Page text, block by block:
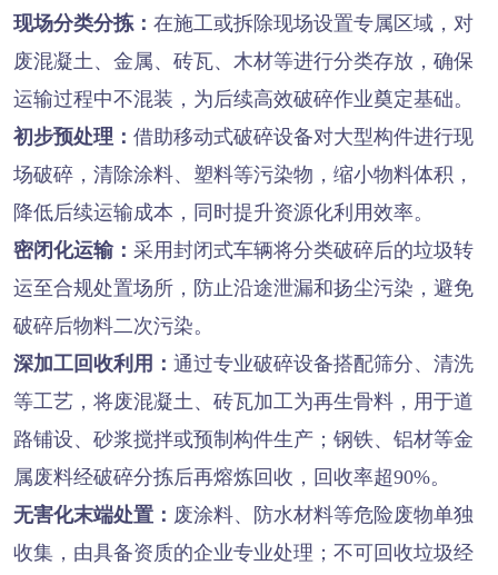
现场分类分拣： 在施工或拆除现场设置专属区域，对
废混凝土、金属、砖瓦、木材等进行分类存放，确保
运输过程中不混装，为后续高效破碎作业奠定基础。
初步预处理： 借助移动式破碎设备对大型构件进行现
场破碎，清除涂料、塑料等污染物，缩小物料体积，
降低后续运输成本，同时提升资源化利用效率。
密闭化运输： 采用封闭式车辆将分类破碎后的垃圾转
运至合规处置场所，防止沿途泄漏和扬尘污染，避免
破碎后物料二次污染。
深加工回收利用： 通过专业破碎设备搭配筛分、清洗
等工艺，将废混凝土、砖瓦加工为再生骨料，用于道
路铺设、砂浆搅拌或预制构件生产；钢铁、铝材等金
属废料经破碎分拣后再熔炼回收，回收率超90%。
无害化末端处置： 废涂料、防水材料等危险废物单独
收集，由具备资质的企业专业处理；不可回收垃圾经